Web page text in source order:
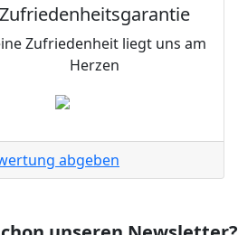
Zufriedenheitsgarantie
Zufriedenheit liegt uns am
Herzen
abgeben